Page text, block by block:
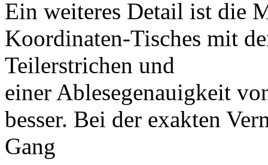
Ein weiteres Detail ist die
Koordinaten-Tisches mit
Teilerstrichen und
einer Ablesegenauigkeit
besser. Bei der exakten
Gang